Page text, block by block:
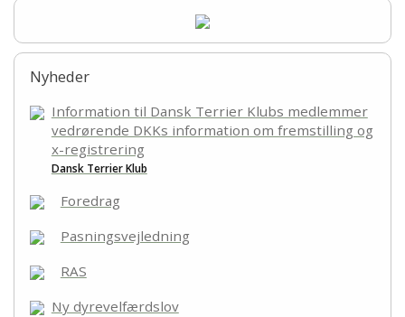
Træning
Sundhed
Aktiviteter
Racegruppen
Links
Nyheder
Information til Dansk Terrier Klubs medlemmer
vedrørende DKKs information om fremstilling og
x-registrering
Dansk Terrier Klub
Foredrag
Pasningsvejledning
RAS
Ny dyrevelfærdslov